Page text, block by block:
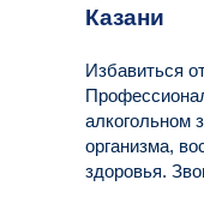
Казани
Избавиться
алкогольном
организма,
здоровья.